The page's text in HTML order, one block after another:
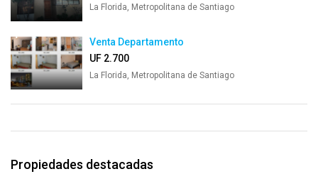
La Florida, Metropolitana de Santiago
Venta Departamento
UF 2.700
La Florida, Metropolitana de Santiago
Propiedades destacadas